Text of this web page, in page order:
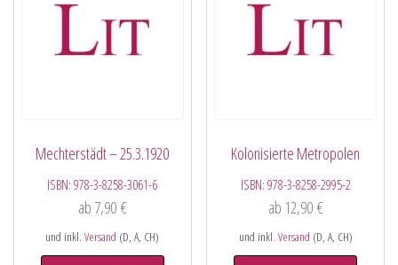
Mechterstädt – 25.3.1920
ISBN:978-3-8258-3061-6
ab 7,90 €
und inkl.Versand (D, A, CH)
Kolonisierte Metropolen
ISBN: 978-3-8258-2995-2
ab 12,90 €
und inkl. Versand (D, A, CH)